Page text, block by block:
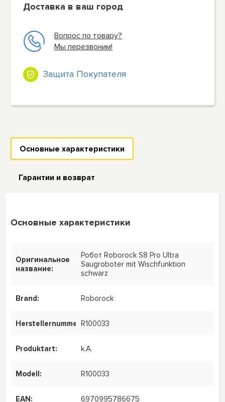
Доставка в ваш город
Вопрос по товару?
Мы перезвоним!
Защита Покупателя
Основные характеристики
Гарантии и возврат
Основные характеристики
Оригинальное
название:
Робот Roborock S8 Pro Ultra
Saugroboter mit Wischfunktion
schwarz
Brand: Roborock
Herstellernummer:R100033
Produktart: k.A.
Modell: R100033
EAN: 6970995786675